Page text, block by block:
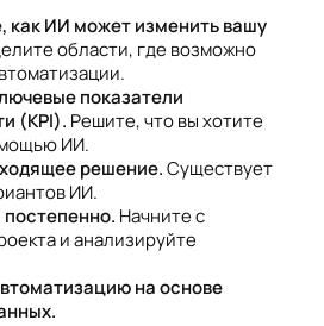
как ИИ может изменить вашу
области, где возможно
показатели
(KPI). Решите, что вы хотите
ИИ.
решение.Существует
ИИ.
Начните с
и анализируйте
на основе